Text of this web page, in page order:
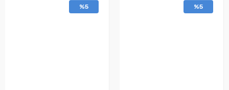
%5 %5